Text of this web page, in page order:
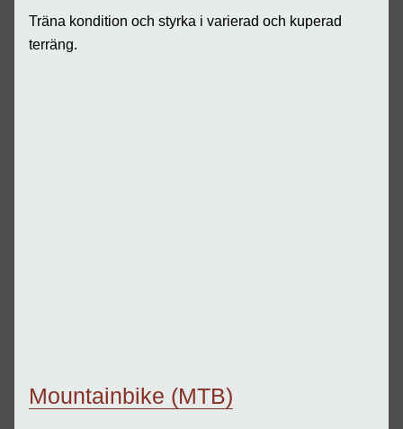
Träna kondition och styrka i varierad och kuperad
terräng.
Mountainbike (MTB)